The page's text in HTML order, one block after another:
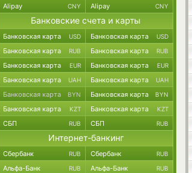
Alipay CNY Alipay CNY
Банковские счета и карты
Банковская карта USD Банковская карта USD
Банковская карта RUB Банковская карта RUB
Банковская карта EUR Банковская карта EUR
Банковская карта UAH Банковская карта UAH
Банковская карта BYN Банковская карта BYN
Банковская карта KZT Банковская карта KZT
СБП RUB СБП RUB
Интернет-банкинг
Сбербанк RUB Сбербанк RUB
Альфа-Банк RUB Альфа-Банк RUB